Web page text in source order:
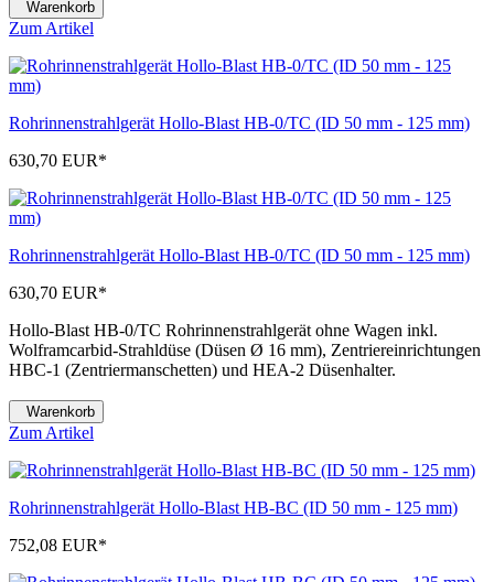
Warenkorb
Zum Artikel
Rohrinnenstrahlgerät Hollo-Blast HB-0/TC (ID 50 mm - 125 mm)
630,70 EUR*
Rohrinnenstrahlgerät Hollo-Blast HB-0/TC (ID 50 mm - 125 mm)
630,70 EUR*
Hollo-Blast HB-0/TC Rohrinnenstrahlgerät ohne Wagen inkl.
Wolframcarbid-Strahldüse (Düsen Ø 16 mm), Zentriereinrichtungen
HBC-1 (Zentriermanschetten) und HEA-2 Düsenhalter.
Warenkorb
Zum Artikel
Rohrinnenstrahlgerät Hollo-Blast HB-BC (ID 50 mm - 125 mm)
752,08 EUR*